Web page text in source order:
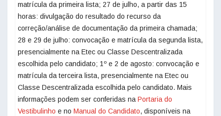
matrícula da primeira lista; 27 de julho, a partir das 15
horas: divulgação do resultado do recurso da
correção/análise de documentação da primeira chamada;
28 e 29 de julho: convocação e matrícula da segunda lista,
presencialmente na Etec ou Classe Descentralizada
escolhida pelo candidato; 1º e 2 de agosto: convocação e
matrícula da terceira lista, presencialmente na Etec ou
Classe Descentralizada escolhida pelo candidato. Mais
informações podem ser conferidas na Portaria do
Vestibulinho e no Manual do Candidato, disponíveis na